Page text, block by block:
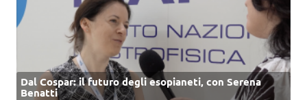
Dal Cospar: il futuro degli esopianeti, con Serena
Benatti